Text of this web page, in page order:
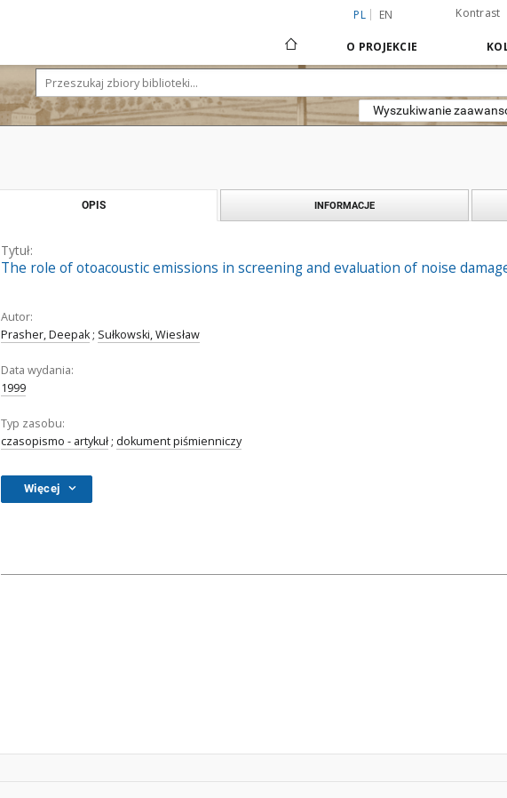
PL EN Kontrast
O PROJEKCIE
Wyszukiwanie
OPIS INFORMACJE
Tytuł:
The role of otoacoustic emissions in screening and evaluation of noise
Autor:
Prasher, Deepak; Sułkowski, Wiesław
Data wydania:
1999
Typ zasobu:
czasopismo - artykuł ; dokument piśmienniczy
Więcej